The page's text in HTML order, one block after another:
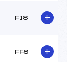
FIS
FFS